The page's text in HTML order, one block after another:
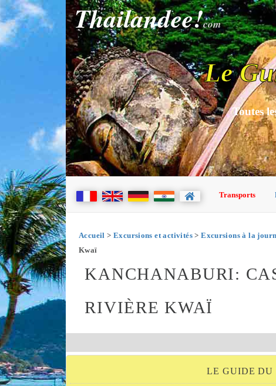
Thailandee!com
Le
Toutes
Transports
Accueil > Excursions et activités>Excursions à la
Kwaï
KANCHANABURI:
RIVIÈRE KWAÏ
LE GUIDE